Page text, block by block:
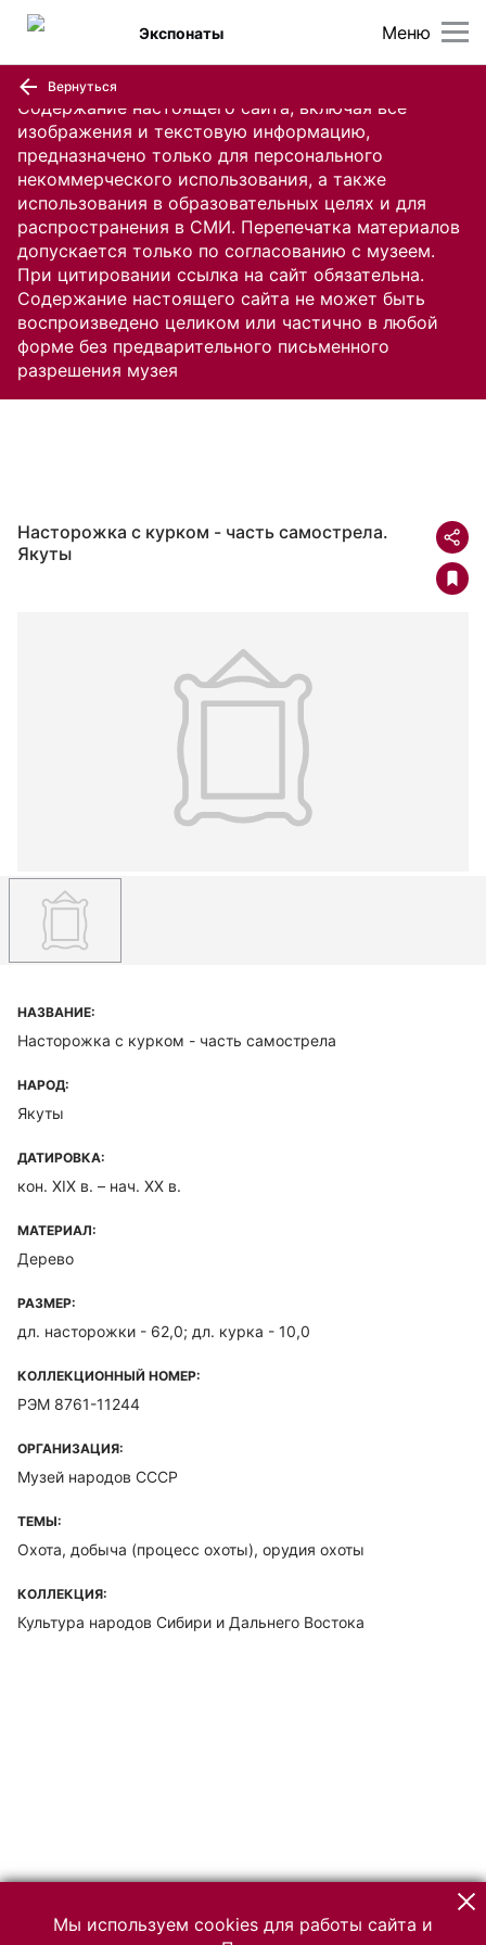
Содержание настоящего сайта, включая все
изображения и текстовую информацию,
предназначено только для персонального
некоммерческого использования, а также
использования в образовательных целях и для
распространения в СМИ. Перепечатка материалов
допускается только по согласованию с музеем.
При цитировании ссылка на сайт обязательна.
Содержание настоящего сайта не может быть
воспроизведено целиком или частично в любой
форме без предварительного письменного
разрешения музея
Меню
Экспонаты
Вернуться
Насторожка с курком - часть самострела.
Якуты
НАЗВАНИЕ:
Насторожка с курком - часть самострела
НАРОД:
Якуты
ДАТИРОВКА:
кон. XIX в. – нач. XX в.
МАТЕРИАЛ:
Дерево
РАЗМЕР:
дл. насторожки - 62,0; дл. курка - 10,0
КОЛЛЕКЦИОННЫЙ НОМЕР:
РЭМ 8761-11244
ОРГАНИЗАЦИЯ:
Музей народов СССР
ТЕМЫ:
Охота, добыча (процесс охоты), орудия охоты
КОЛЛЕКЦИЯ:
Культура народов Сибири и Дальнего Востока
Мы используем cookies для работы сайта и